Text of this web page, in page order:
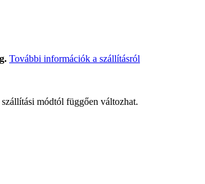
További információk a szállításról
módtól függően változhat.